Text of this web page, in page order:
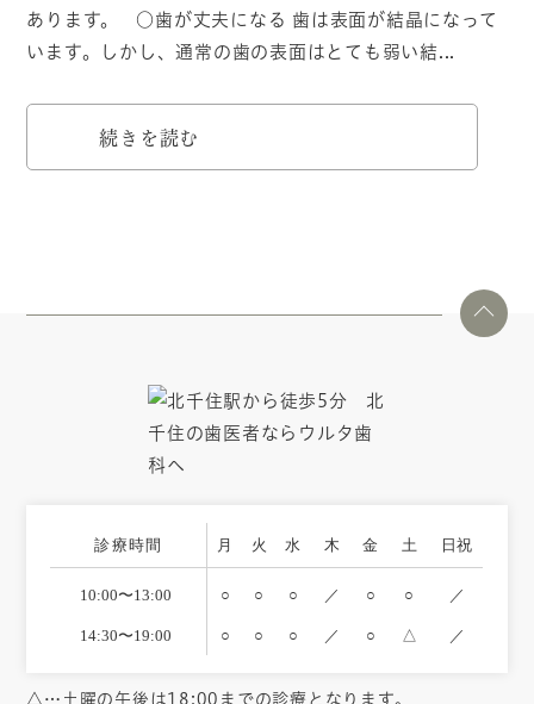
あります。 ○歯が丈夫になる 歯は表面が結晶になって
います。しかし、通常の歯の表面はとても弱い結...
続きを読む
診療時間 月 火 水 木 金 土 日祝
10:00〜13:00 ○ ○ ○ ／ ○ ○ ／
14:30〜19:00 ○ ○ ○ ／ ○ △ ／
△…土曜の午後は18:00までの診療となります。